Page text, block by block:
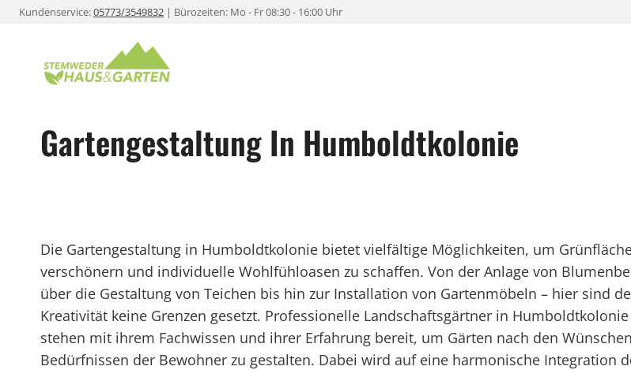
ZumKundenservice:05773/3549832 | Bürozeiten: Mo - Fr 08:30 - 16:00 Uhr
Gartengestaltung In Humboldtkolonie
Die Gartengestaltung in Humboldtkolonie bietet vielfältige Möglichkeiten, um
verschönern und individuelle Wohlfühloasen zu schaffen. Von der Anlage von
über die Gestaltung von Teichen bis hin zur Installation von Gartenmöbeln – hier sind
Kreativität keine Grenzen gesetzt. Professionelle Landschaftsgärtner in Humboldtkolonie
stehen mit ihrem Fachwissen und ihrer Erfahrung bereit, um Gärten nach den
Bedürfnissen der Bewohner zu gestalten. Dabei wird auf eine harmonische Integration